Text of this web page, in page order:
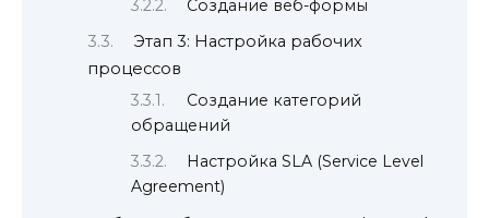
Создание веб-формы
Этап 3: Настройка рабочих
процессов
Создание категорий
обращений
Настройка SLA (Service Level
Agreement)